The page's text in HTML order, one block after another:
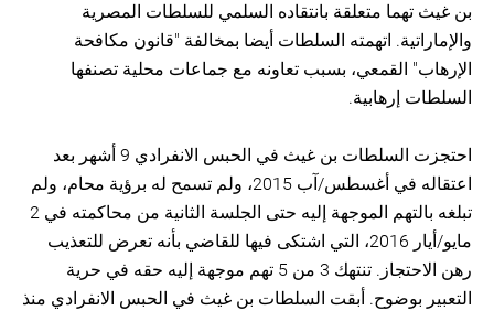
بن غيث تهما متعلقة بانتقاده السلمي للسلطات المصرية
والإماراتية. اتهمته السلطات أيضا بمخالفة "قانون مكافحة
الإرهاب" القمعي، بسبب تعاونه مع جماعات محلية تصنفها
السلطات إرهابية.
احتجزت السلطات بن غيث في الحبس الانفرادي 9 أشهر بعد
اعتقاله في أغسطس/آب 2015، ولم تسمح له برؤية محام، ولم
تبلغه بالتهم الموجهة إليه حتى الجلسة الثانية من محاكمته في 2
مايو/أيار 2016، التي اشتكى فيها للقاضي بأنه تعرض للتعذيب
رهن الاحتجاز. تنتهك 3 من 5 تهم موجهة إليه حقه في حرية
التعبير بوضوح. أبقت السلطات بن غيث في الحبس الانفرادي منذ